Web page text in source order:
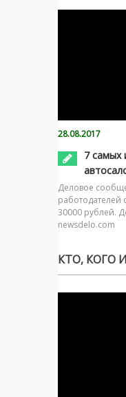
28.08.2017
7 самых
Деловое
работодателей
30000 рублей.
newsdelo.com
КТО, КОГО